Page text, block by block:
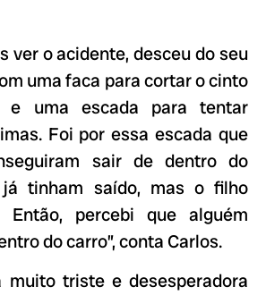
ver o acidente, desceu do seu
uma faca para cortar o cinto
e uma escada para tentar
Foi por essa escada que
sair de dentro do
já tinham saído, mas o filho
Então, percebi que alguém
do carro”, conta Carlos.
muito triste e desesperadora